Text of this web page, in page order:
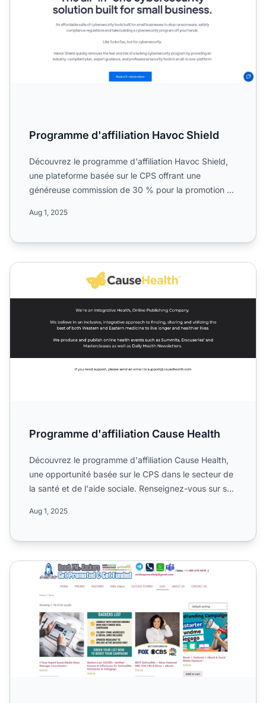
Programme d'affiliation Havoc Shield
Découvrez le programme d'affiliation Havoc Shield,
une plateforme basée sur le CPS offrant une
généreuse commission de 30 % pour la promotion de
Aug 1, 2025
Programme d'affiliation Cause Health
Programme d'affiliation Cause Health
Découvrez le programme d'affiliation Cause Health,
une opportunité basée sur le CPS dans le secteur de
la santé et de l'aide sociale. Renseignez-vous sur ses
Aug 1, 2025
Programme d'affiliation Crowd Funding Exposure